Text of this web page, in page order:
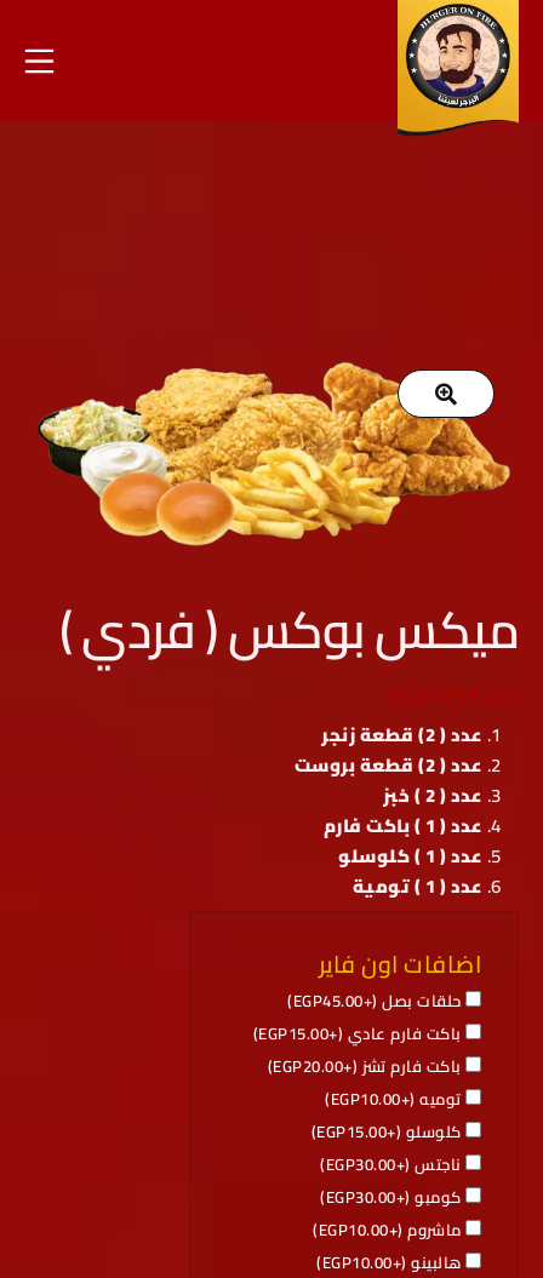
ميكس بوكس ( فردي )
عدد ( 2) قطعة زنجر
عدد ( 2) قطعة بروست
عدد ( 2 ) خبز
عدد ( 1 ) باكت فارم
عدد ( 1 ) كلوسلو
عدد ( 1 ) تومية
اضافات اون فاير
حلقات بصل (+ EGP45.00
)
باكت فارم عادي (+
EGP15.00
)
باكت فارم تشز (+
EGP20.00
)
توميه (+
EGP10.00
)
كلوسلو (+
EGP15.00
)
ناجتس (+
EGP30.00
)
كومبو (+
EGP30.00
)
ماشروم (+
EGP10.00
)
هالبينو (+
EGP10.00
)